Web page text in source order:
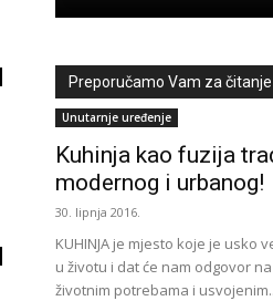
Preporučamo Vam za čitanje
Unutarnje uređenje
Kuhinja kao fuzija
modernog i urbanog!
30. lipnja 2016.
KUHINJA je mjesto koje je usko
u životu i dat će nam odgovor
životnim potrebama i